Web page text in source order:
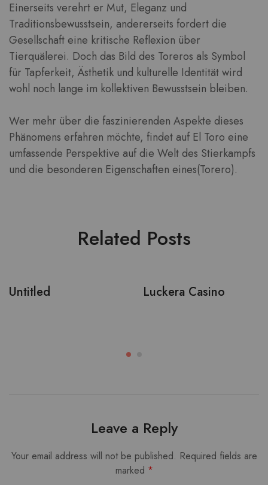
Einerseits verehrt er Mut, Eleganz und
Traditionsbewusstsein, andererseits fordert die
Gesellschaft eine kritische Reflexion über
Tierquälerei. Doch das Bild des Toreros als Symbol
für Tapferkeit, Ästhetik und kulturelle Identität wird
wohl noch lange im kollektiven Bewusstsein bleiben.
Wer mehr über die faszinierenden Aspekte dieses
Phänomens erfahren möchte, findet auf El Toro eine
umfassende Perspektive auf die Welt des Stierkampfs
und die besonderen Eigenschaften eines(Torero).
Related Posts
Untitled Luckera Casino
Leave a Reply
Your email address will not be published. Required fields are
marked *